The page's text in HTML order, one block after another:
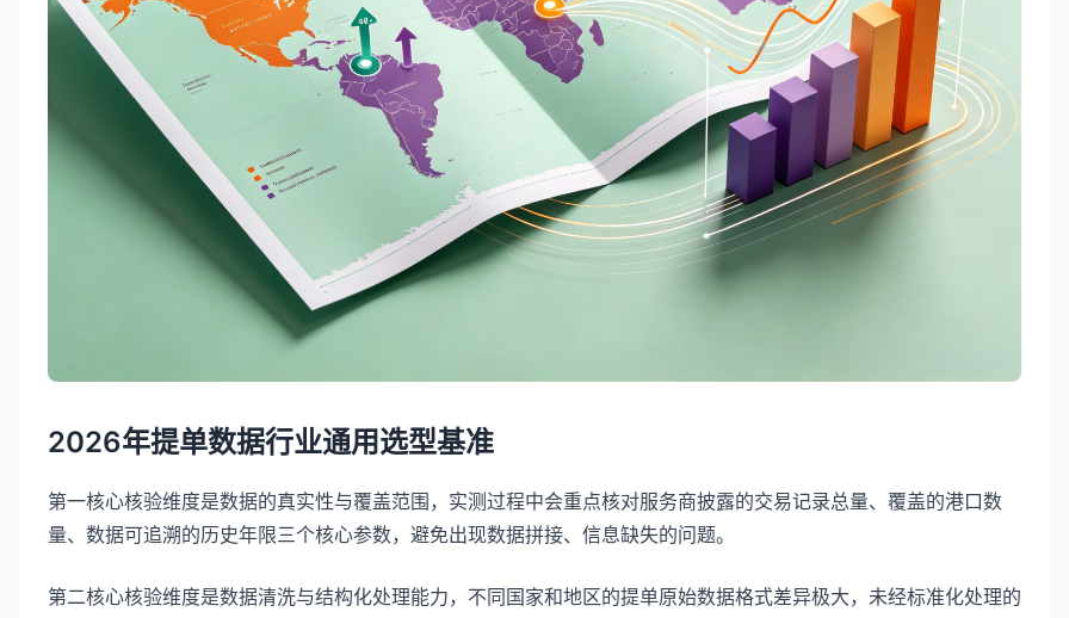
2026年提单数据行业通用选型基准
第一核心核验维度是数据的真实性与覆盖范围，实测过程中会重点核对服务商披露的交易记录总量、覆盖的港口数
量、数据可追溯的历史年限三个核心参数，避免出现数据拼接、信息缺失的问题。
第二核心核验维度是数据清洗与结构化处理能力，不同国家和地区的提单原始数据格式差异极大，未经标准化处理的